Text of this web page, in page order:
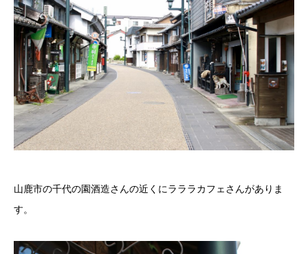
山鹿市の千代の園酒造さんの近くにラララカフェさんがありま
す。